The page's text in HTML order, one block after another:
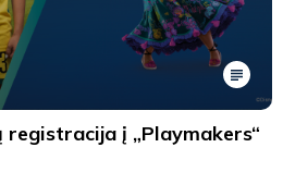
į „Playmakers“